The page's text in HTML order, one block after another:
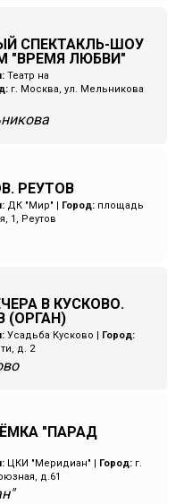
СПЕКТАКЛЬ-ШОУ
"ВРЕМЯ ЛЮБВИ"
Театр на
г. Москва, ул. Мельникова
РЕУТОВ
ДК "Мир" | Город: площадь
1, Реутов
В КУСКОВО.
(ОРГАН)
Усадьба Кусково
Город:
д. 2
"ПАРАД
ЦКИ "Меридиан" Город: г.
д.61